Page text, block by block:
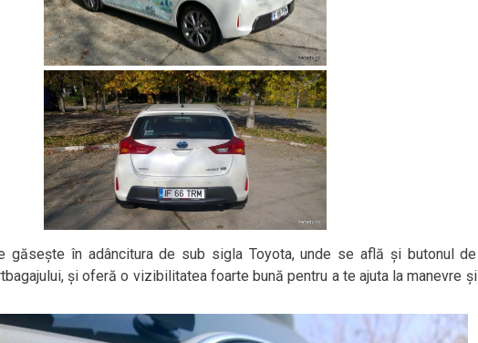
găsește în adâncitura de sub sigla Toyota, unde se află și butonul de
și oferă o vizibilitatea foarte bună pentru a te ajuta la manevre și